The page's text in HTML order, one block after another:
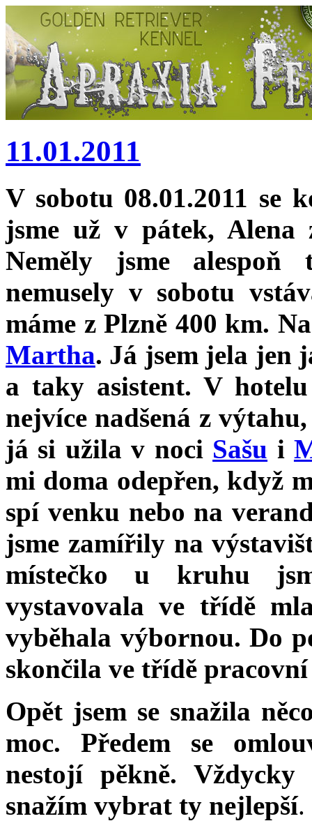
11.01.2011
V sobotu 08.01.2011 se
jsme už v pátek, Alena
Neměly jsme
nemusely v sobotu
máme z Plzně 400 km.
Martha. Já jsem jela jen
a taky asistent. V
nejvíce nadšená z
já si užila v noci Sašu i
mi doma odepřen, když
spí venku nebo na
jsme zamířily na
místečko u kruhu
vystavovala ve třídě
vyběhala výbornou. Do
skončila ve třídě
Opět jsem se snažila
moc. Předem se
nestojí pěkně.
snažím vybrat ty nejlepší.